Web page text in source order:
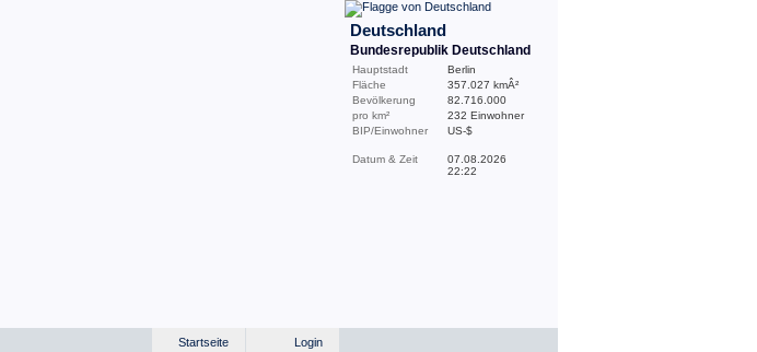
Deutschland
Bundesrepublik Deutschland
Hauptstadt
Berlin
Fläche
357.027 kmÂ²
Bevölkerung
82.716.000
pro km²
232 Einwohner
BIP/Einwohner
US-$
Datum & Zeit
07.08.2026
22:22
Login
Startseite